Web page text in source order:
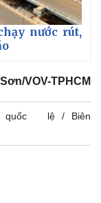
nước rút,
VOV-TPHCM
quốc lệ
Biên